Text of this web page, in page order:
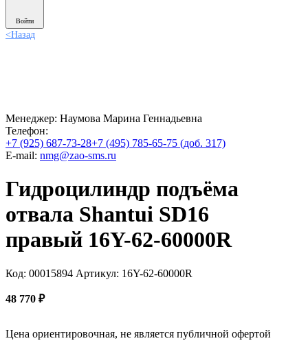
Войти
<Назад
Менеджер: Наумова Марина Геннадьевна
Телефон:
+7 (925) 687-73-28+7 (495) 785-65-75 (доб. 317)
E-mail: nmg@zao-sms.ru
Гидроцилиндр подъёма
отвала Shantui SD16
правый 16Y-62-60000R
Код: 00015894 Артикул: 16Y-62-60000R
48 770 ₽
Цена ориентировочная, не является публичной офертой